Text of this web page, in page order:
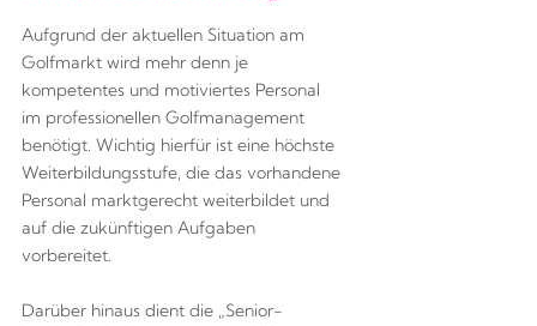
Aufgrund der aktuellen Situation am
Golfmarkt wird mehr denn je
kompetentes und motiviertes Personal
im professionellen Golfmanagement
benötigt. Wichtig hierfür ist eine höchste
Weiterbildungsstufe, die das vorhandene
Personal marktgerecht weiterbildet und
auf die zukünftigen Aufgaben
vorbereitet.
Darüber hinaus dient die „Senior-